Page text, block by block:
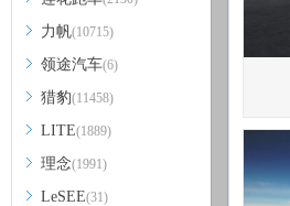
力帆(10715)
领途汽车(6)
猎豹(11458)
LITE(1889)
理念(1991)
LeSEE(31)